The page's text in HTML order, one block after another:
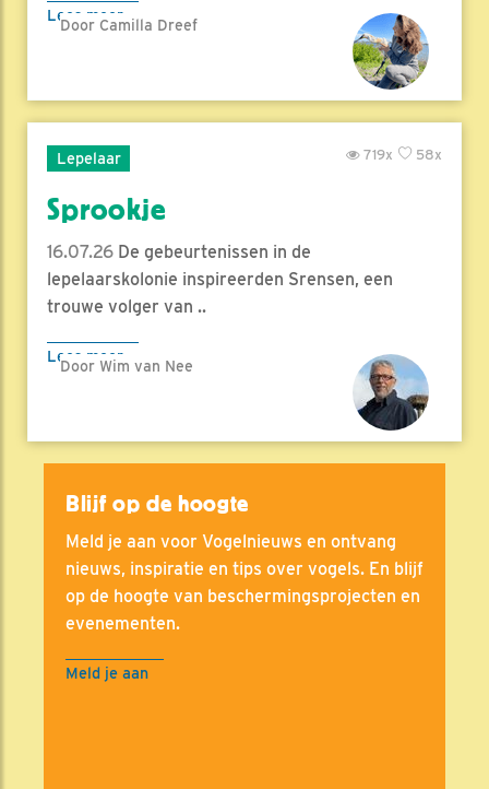
Lees meer
Door Camilla Dreef
Lepelaar 58x
719x
Sprookje
16.07.26 De gebeurtenissen in de
lepelaarskolonie inspireerden Srensen, een
trouwe volger van ..
Lees meer
Door Wim van Nee
Blijf op de hoogte
Meld je aan voor Vogelnieuws en ontvang
nieuws, inspiratie en tips over vogels. En blijf
op de hoogte van beschermingsprojecten en
evenementen.
Meld je aan